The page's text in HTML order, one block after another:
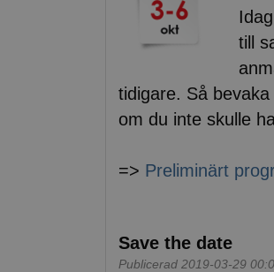
till
tidigare. Så
om du inte skulle
=> Preliminärt
Save the date
Publicerad 2019-03-29